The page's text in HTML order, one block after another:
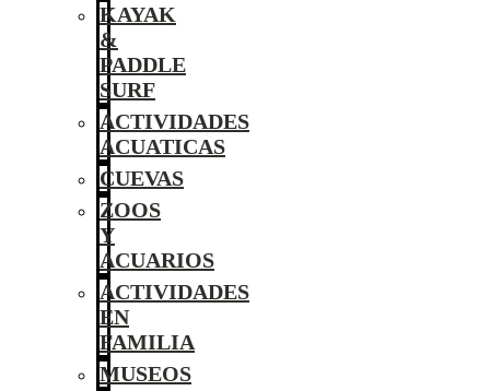
KAYAK
&
PADDLE
SURF
ACTIVIDADES
ACUATICAS
CUEVAS
ZOOS
Y
ACUARIOS
ACTIVIDADES
EN
FAMILIA
MUSEOS